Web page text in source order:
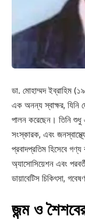
ডা. মোহাম্মদ ইব্রাহিম
এক অনন্য স্বাক্ষর, যিনি
পালন করেছেন। তিনি শুধু
সংস্কারক, এবং
প্রবাদপ্রতিম হিসেবে গণ্য
অ্যাসোসিয়েশন এবং
ডায়াবেটিস চিকিৎসা,
জন্ম ও